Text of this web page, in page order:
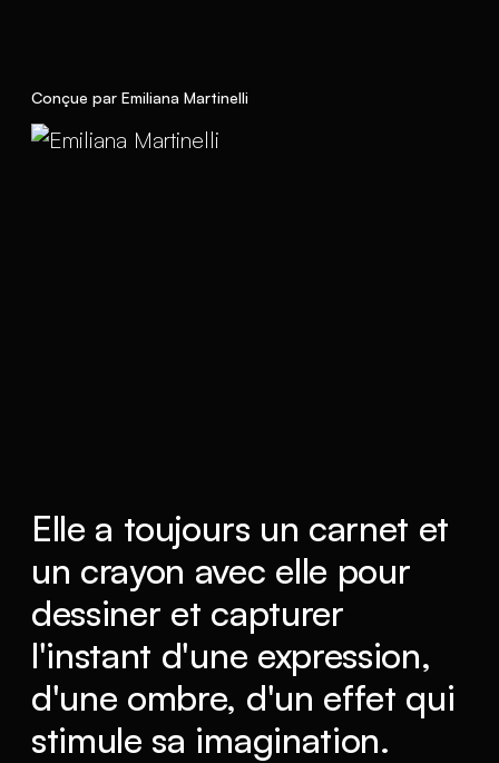
Conçue par Emiliana Martinelli
Elle a toujours un carnet et
un crayon avec elle pour
dessiner et capturer
l'instant d'une expression,
d'une ombre, d'un effet qui
stimule sa imagination.